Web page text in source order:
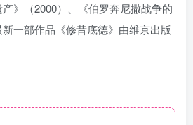
产》（2000）、《伯罗奔尼撒战争的
一部作品《修昔底德》由维京出版